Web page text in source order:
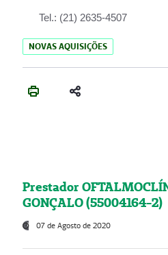
Tel.: (21) 2635-4507
NOVAS AQUISIÇÕES
Prestador
GONÇALO (55004164-2)
07 de Agosto de 2020